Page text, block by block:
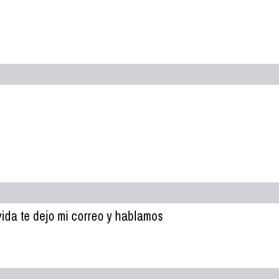
te dejo mi correo y hablamos